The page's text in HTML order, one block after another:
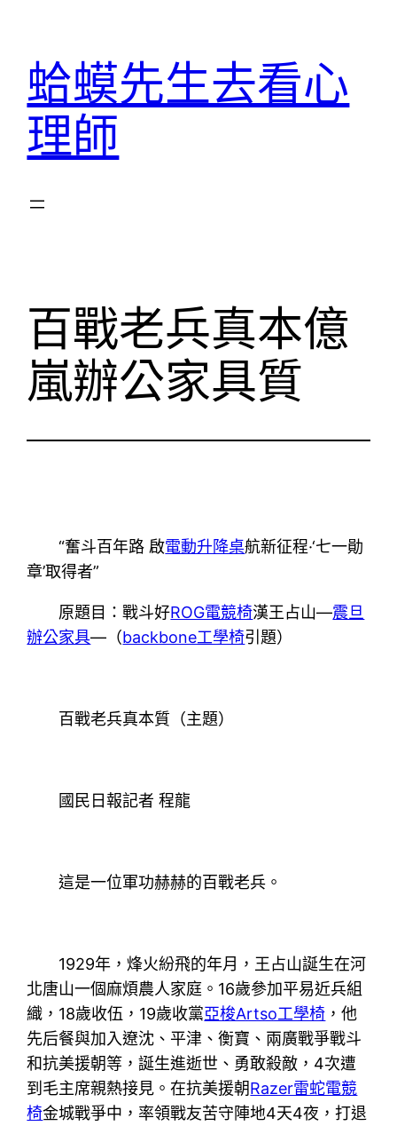
蛤蟆先生去看心
理師
百戰老兵真本億
嵐辦公家具質
“奮斗百年路 啟電動升降桌航新征程·‘七一勛
章’取得者”
原題目：戰斗好ROG電競椅漢王占山—震旦
辦公家具—（backbone工學椅引題）
百戰老兵真本質（主題）
國民日報記者 程龍
這是一位軍功赫赫的百戰老兵。
1929年，烽火紛飛的年月，王占山誕生在河
北唐山一個麻煩農人家庭。16歲參加平易近兵組
織，18歲收伍，19歲收黨亞梭Artso工學椅 ，他
先后餐與加入遼沈、平津、衡寶、兩廣戰爭戰斗
和抗美援朝等，誕生進逝世、勇敢殺敵，4次遭
到毛主席親熱接見。在抗美援朝Razer雷蛇電競
椅金城戰爭中，率領戰友苦守陣地4天4夜，打退